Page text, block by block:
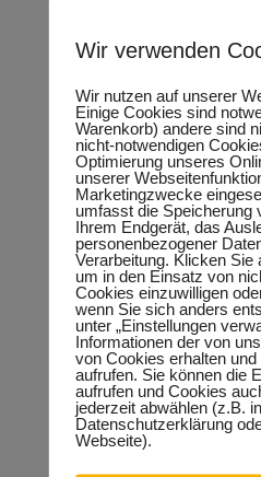
einer Hochschule oder
ergibt sich für Deutschland eine
zuzüglich 14 Prozent im Bereich
etwa bei der Meisterausbildung.
Die derzeitigen
Universitäten können durch die
Berufsausbildung in einem
werden. Eine abgeschlossene
möglicher Weg der
niemals verkehrt sein und
Entwicklungsmöglichkeiten. Der
bleibt so ausdrücklich offen.
Die kurzfristige Bereitstellung
Studienplätzen in einer
50.000 Stellen zur Abfederung
Hochschulen, wie von Teilen der
zweckmäßig, da sie nicht in
Erfordernissen des
entsprechen und die beruflichen
Jugendlichen nicht verbessert
zusätzliche Studienplätze
Studiengebühren nicht
Wir verwenden
Wir nutzen auf unserer
Einige Cookies sind
Warenkorb) andere sind
nicht-notwendigen
Optimierung unseres
unserer
Marketingzwecke
umfasst die Speicherung
Ihrem Endgerät, das
personenbezogener
Verarbeitung. Klicken Sie
um in den Einsatz von
Cookies einzuwilligen
wenn Sie sich anders
unter „Einstellungen
Informationen der von
von Cookies erhalten
aufrufen. Sie können die
aufrufen und Cookies
jederzeit abwählen (z.B.
Datenschutzerklärung
Webseite).